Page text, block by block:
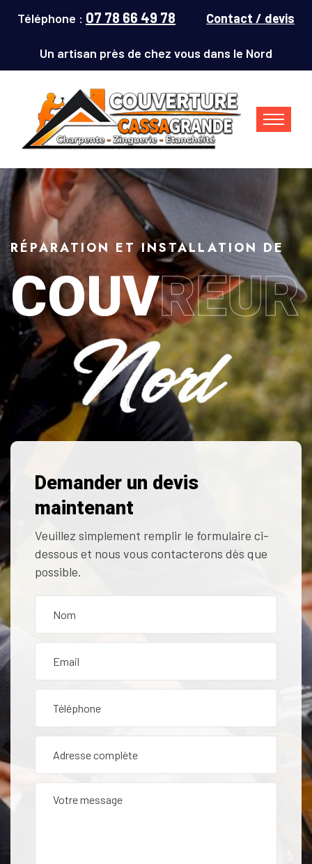
Téléphone : 07 78 66 49 78 Contact / devis
Un artisan près de chez vous dans le Nord
RÉPARATION ET INSTALLATION DE
Couvreur Denain (59220) :
COUVREUR
Demander un devis
maintenant
Veuillez simplement remplir le formulaire ci-
dessous et nous vous contacterons dès que
possible.